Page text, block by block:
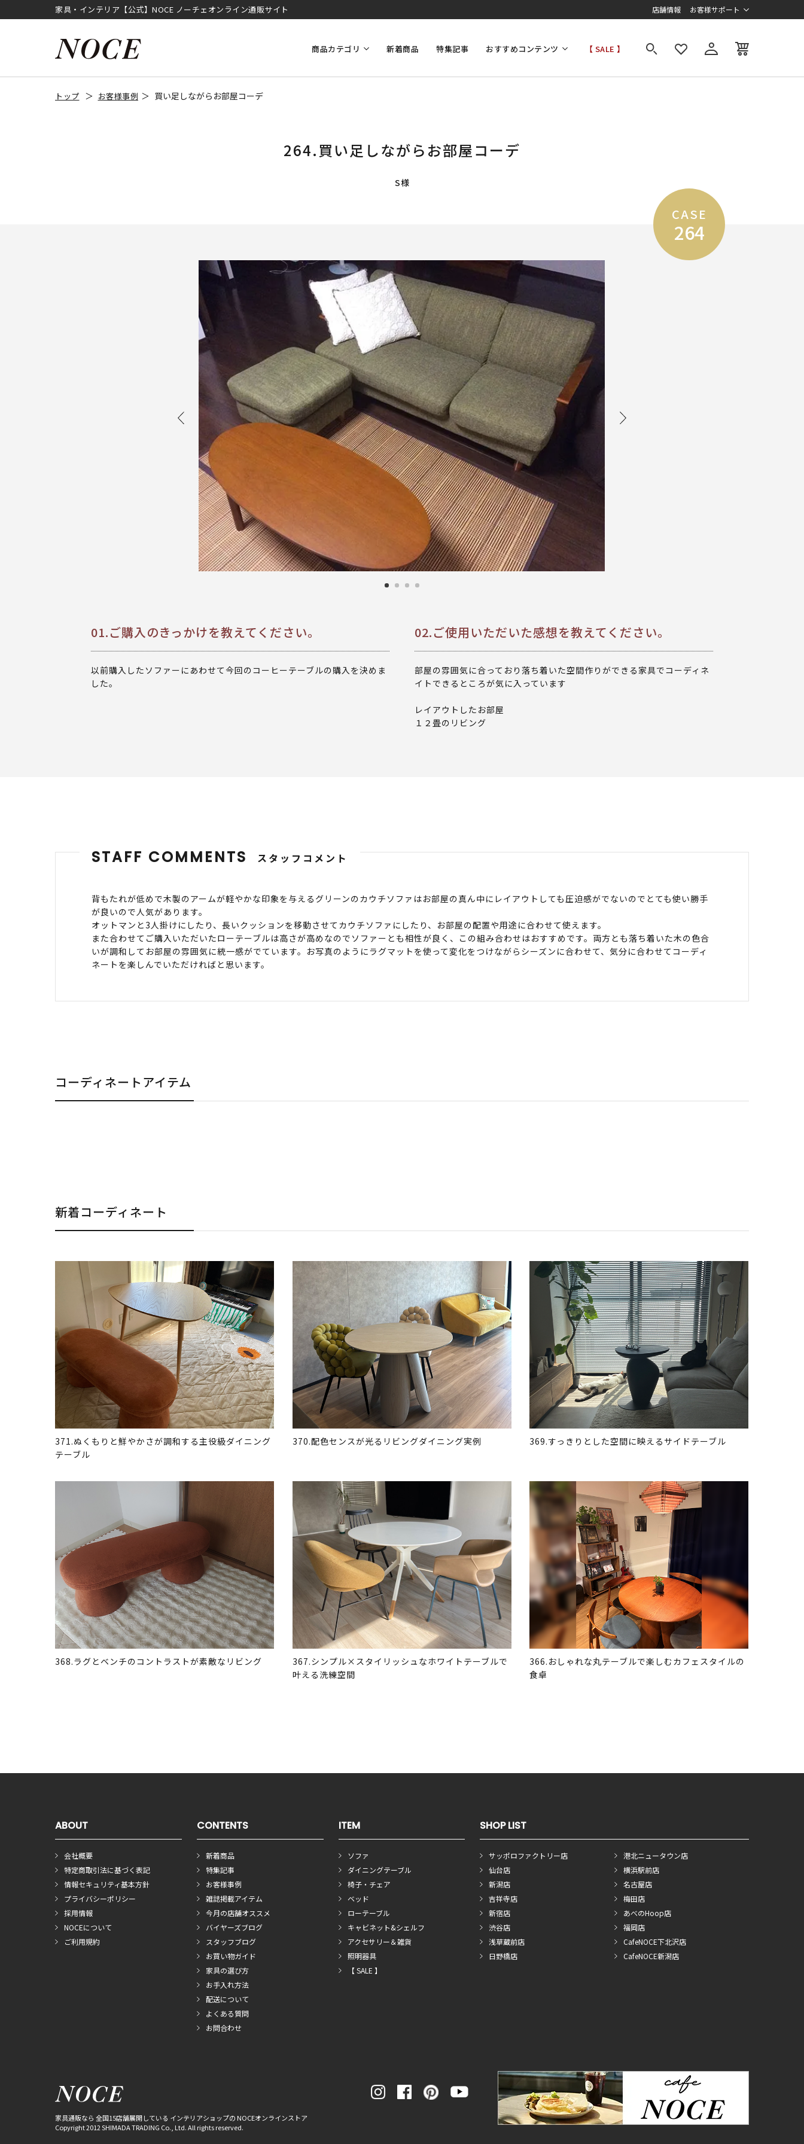
家具・インテリア【公式】NOCE ノーチェオンライン通販サイト 店舗情報 お客様サポート
商品カテゴリ 新着商品 特集記事 おすすめコンテンツ 【 SALE 】
トップ お客様事例 買い足しながらお部屋コーデ
264.買い足しながらお部屋コーデ
S様
CASE
264
01.ご購入のきっかけを教えてください。
以前購入したソファーにあわせて今回のコーヒーテーブルの購入を決めま
した。
02.ご使用いただいた感想を教えてください。
部屋の雰囲気に合っており落ち着いた空間作りができる家具でコーディネ
イトできるところが気に入っています
レイアウトしたお部屋
１２畳のリビング
STAFF COMMENTS スタッフコメント
背もたれが低めで木製のアームが軽やかな印象を与えるグリーンのカウチソファはお部屋の真ん中にレイアウトしても圧迫感がでないのでとても使い勝手
が良いので人気があります。
オットマンと3人掛けにしたり、長いクッションを移動させてカウチソファにしたり、お部屋の配置や用途に合わせて使えます。
また合わせてご購入いただいたローテーブルは高さが高めなのでソファーとも相性が良く、この組み合わせはおすすめです。両方とも落ち着いた木の色合
いが調和してお部屋の雰囲気に統一感がでています。お写真のようにラグマットを使って変化をつけながらシーズンに合わせて、気分に合わせてコーディ
ネートを楽しんでいただければと思います。
コーディネートアイテム
新着コーディネート
371.ぬくもりと鮮やかさが調和する主役級ダイニング
テーブル
370.配色センスが光るリビングダイニング実例 369.すっきりとした空間に映えるサイドテーブル
368.ラグとベンチのコントラストが素敵なリビング
367.シンプル×スタイリッシュなホワイトテーブルで
叶える洗練空間
366.おしゃれな丸テーブルで楽しむカフェスタイルの
食卓
ABOUT
会社概要
特定商取引法に基づく表記
情報セキュリティ基本方針
プライバシーポリシー
採用情報
NOCEについて
ご利用規約
CONTENTS
新着商品
特集記事
お客様事例
雑誌掲載アイテム
今月の店舗オススメ
バイヤーズブログ
スタッフブログ
お買い物ガイド
家具の選び方
お手入れ方法
配送について
よくある質問
お問合わせ
ITEM
ソファ
ダイニングテーブル
椅子・チェア
ベッド
ローテーブル
キャビネット&シェルフ
アクセサリー＆雑貨
照明器具
【 SALE 】
SHOP LIST
サッポロファクトリー店
仙台店
新潟店
吉祥寺店
新宿店
渋谷店
浅草蔵前店
日野橋店
港北ニュータウン店
横浜駅前店
名古屋店
梅田店
あべのHoop店
福岡店
CafeNOCE下北沢店
CafeNOCE新潟店
家具通販なら 全国15店舗展開している インテリアショップの NOCEオンラインストア
Copyright 2012 SHIMADA TRADING Co., Ltd. All rights reserved.